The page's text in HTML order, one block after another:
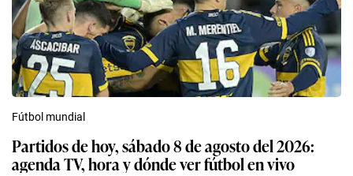
Fútbol mundial
Partidos de hoy, sábado 8 de agosto del 2026:
agenda TV, hora y dónde ver fútbol en vivo